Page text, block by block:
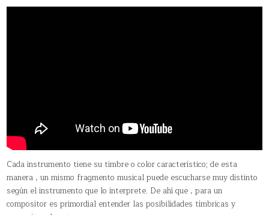
Cada instrumento tiene su timbre o color característico; de esta
manera , un mismo fragmento musical puede escucharse muy distinto
según el instrumento que lo interprete. De ahí que , para un
compositor es primordial entender las posibilidades tímbricas y